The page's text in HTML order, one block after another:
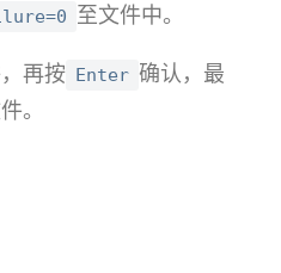
至文件中。
再按 Enter 确认，最
。